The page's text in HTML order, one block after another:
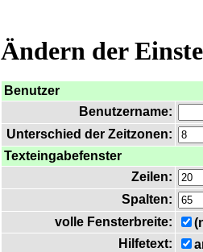
Ändern der
Benutzer
Benutzername:
Unterschied der Zeitzonen:
Texteingabefenster
Zeilen:
Spalten:
volle Fensterbreite:
Hilfetext: